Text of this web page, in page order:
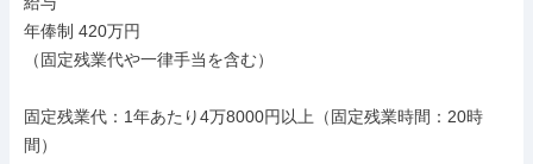
年俸制 420万円
（固定残業代や一律手当を含む）
固定残業代：1年あたり4万8000円以上（固定残業時間：20時
間）